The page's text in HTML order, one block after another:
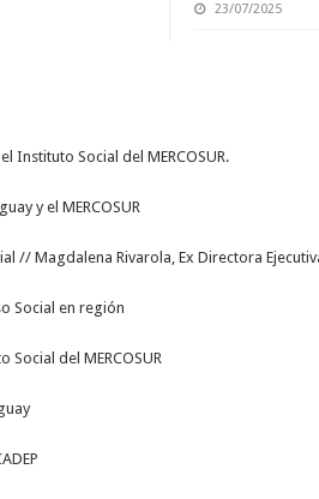
23/07/2025
Instituto Social del MERCOSUR.
y el MERCOSUR
// Magdalena Rivarola, Ex Directora
Social en región
del MERCOSUR